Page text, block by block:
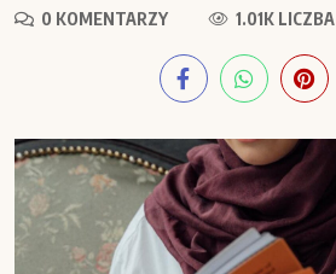
0 KOMENTARZY
1.01K